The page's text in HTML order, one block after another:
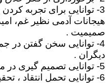
3- توانایی برای تجربه
هیجانات آدمی نظیر غم،
صمیمیت .
4- توانایی سخن گفتن در
دیگران .
5- توانایی تصمیم گیری در مواقع بحران .
6- توانایی تحمل انتقاد ،